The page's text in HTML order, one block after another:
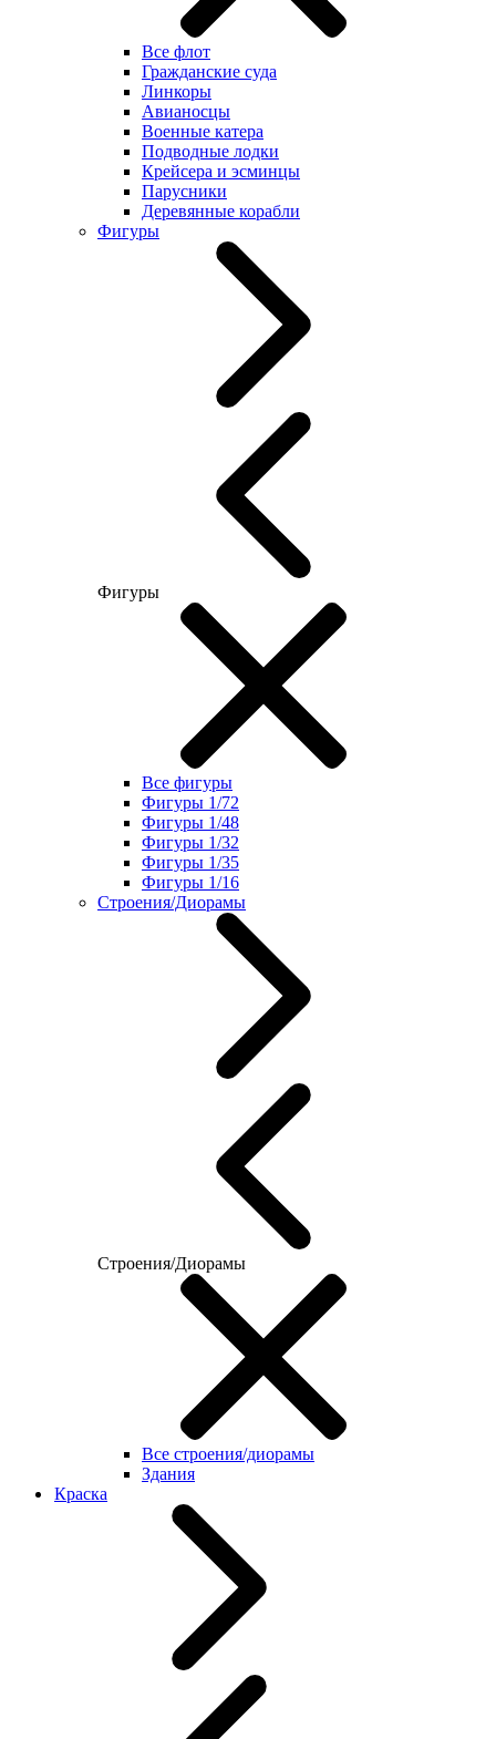
Все флот
Гражданские суда
Линкоры
Авианосцы
Военные катера
Подводные лодки
Крейсера и эсминцы
Парусники
Деревянные корабли
Фигуры
Фигуры
Все фигуры
Фигуры 1/72
Фигуры 1/48
Фигуры 1/32
Фигуры 1/35
Фигуры 1/16
Строения/Диорамы
Строения/Диорамы
Все строения/диорамы
Здания
Краска